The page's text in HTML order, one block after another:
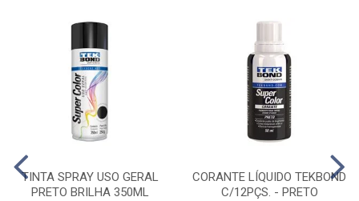
TINTA SPRAY USO GERAL
PRETO BRILHA 350ML
CORANTE LÍQUIDO TEKBOND
C/12PÇS. - PRETO